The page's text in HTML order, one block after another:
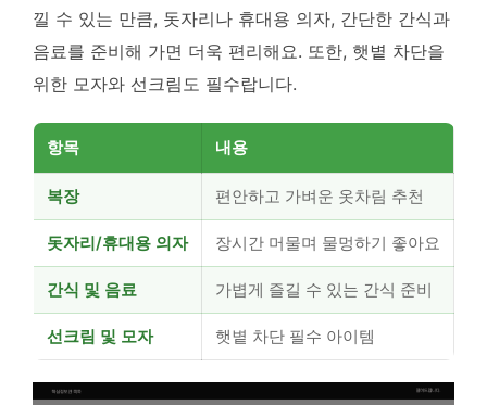
낄 수 있는 만큼, 돗자리나 휴대용 의자, 간단한 간식과
음료를 준비해 가면 더욱 편리해요. 또한, 햇볕 차단을
위한 모자와 선크림도 필수랍니다.
항목 내용
복장 편안하고 가벼운 옷차림 추천
돗자리/휴대용 의자 장시간 머물며 물멍하기 좋아요
간식 및 음료 가볍게 즐길 수 있는 간식 준비
선크림 및 모자 햇볕 차단 필수 아이템